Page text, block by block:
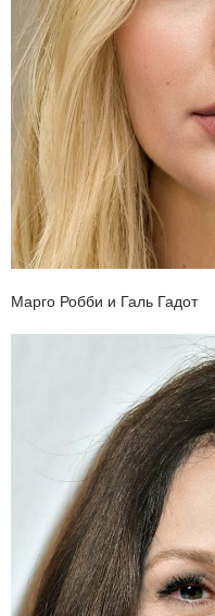
Марго Робби и Галь Гадот